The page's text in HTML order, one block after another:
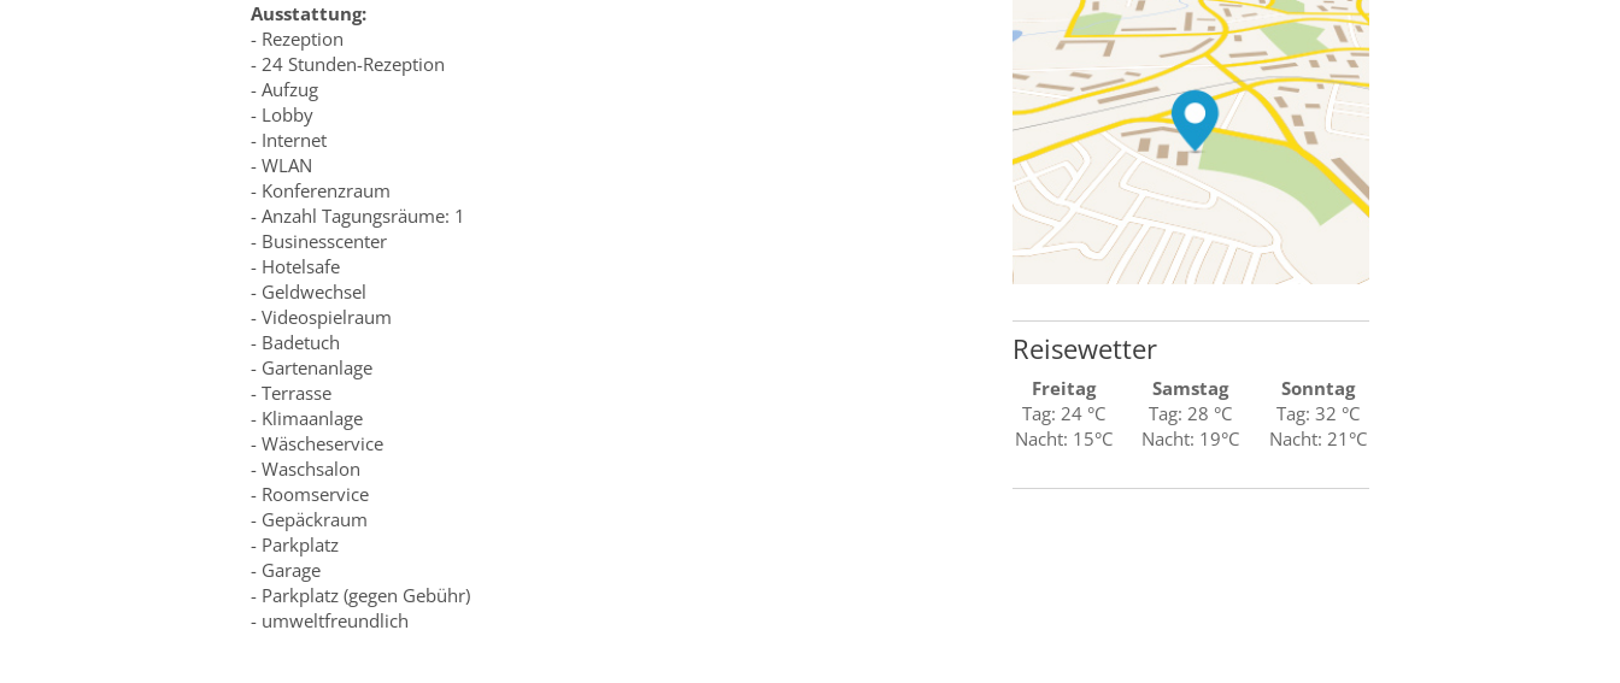
Ausstattung:
- Rezeption
- 24 Stunden-Rezeption
- Aufzug
- Lobby
- Internet
- WLAN
- Konferenzraum
- Anzahl Tagungsräume: 1
- Businesscenter
- Hotelsafe
- Geldwechsel
- Videospielraum
- Badetuch
- Gartenanlage
- Terrasse
- Klimaanlage
- Wäscheservice
- Waschsalon
- Roomservice
- Gepäckraum
- Parkplatz
- Garage
- Parkplatz (gegen Gebühr)
- umweltfreundlich
Reisewetter
Freitag
Tag: 24 °C
Nacht: 15°C
Samstag
Tag: 28 °C
Nacht: 19°C
Sonntag
Tag: 32 °C
Nacht: 21°C